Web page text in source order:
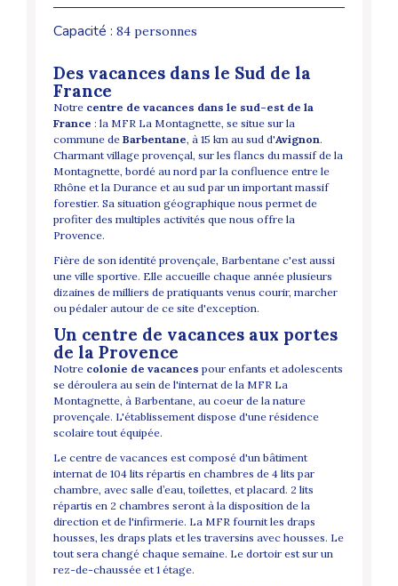
Capacité : 84 personnes
Des vacances dans le Sud de la
France
Notre centre de vacances dans le sud-est de la
France : la MFR La Montagnette, se situe sur la
commune de Barbentane, à 15 km au sud d'Avignon.
Charmant village provençal, sur les flancs du massif de la
Montagnette, bordé au nord par la confluence entre le
Rhône et la Durance et au sud par un important massif
forestier. Sa situation géographique nous permet de
profiter des multiples activités que nous offre la
Provence.
Fière de son identité provençale, Barbentane c'est aussi
une ville sportive. Elle accueille chaque année plusieurs
dizaines de milliers de pratiquants venus courir, marcher
ou pédaler autour de ce site d'exception.
Un centre de vacances aux portes
de la Provence
Notre colonie de vacances pour enfants et adolescents
se déroulera au sein de l'internat de la MFR La
Montagnette, à Barbentane, au coeur de la nature
provençale. L'établissement dispose d'une résidence
scolaire tout équipée.
Le centre de vacances est composé d'un bâtiment
internat de 104 lits répartis en chambres de 4 lits par
chambre, avec salle d’eau, toilettes, et placard. 2 lits
répartis en 2 chambres seront à la disposition de la
direction et de l'infirmerie. La MFR fournit les draps
housses, les draps plats et les traversins avec housses. Le
tout sera changé chaque semaine. Le dortoir est sur un
rez-de-chaussée et 1 étage.